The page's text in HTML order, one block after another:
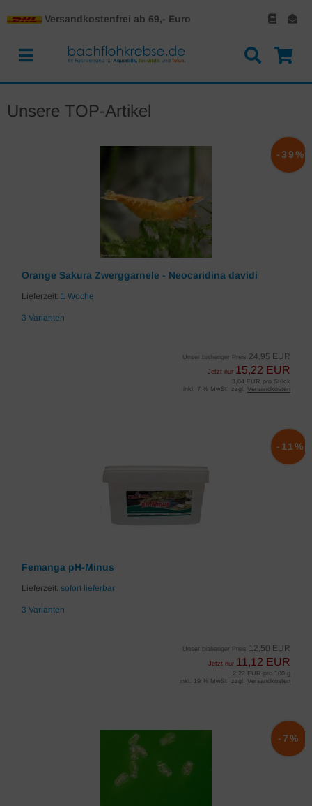
Versandkostenfrei ab 69,- Euro
Unsere TOP-Artikel
Orange Sakura Zwerggarnele - Neocaridina davidi
Lieferzeit: 1 Woche
3 Varianten
Unser bisheriger Preis 24,95 EUR
Jetzt nur 15,22 EUR
-39%
3,04 EUR pro Stück
inkl. 7 % MwSt. zzgl. Versandkosten
Femanga pH-Minus
Lieferzeit: sofort lieferbar
3 Varianten
Unser bisheriger Preis 12,50 EUR
Jetzt nur 11,12 EUR
-11%
2,22 EUR pro 100 g
inkl. 19 % MwSt. zzgl. Versandkosten
-7%